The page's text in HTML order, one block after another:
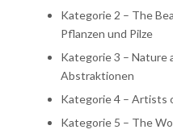
Kategorie 2 – The
Pflanzen und Pilze
Kategorie 3 – Nature
Abstraktionen
Kategorie 4 – Artists
Kategorie 5 – The